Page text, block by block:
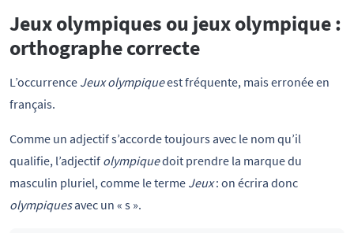
Jeux olympiques ou jeux olympique :
orthographe correcte
L’occurrence Jeux olympiqueest fréquente, mais erronée en
français.
Comme un adjectif s’accorde toujours avec le nom qu’il
qualifie, l’adjectif olympiquedoit prendre la marque du
masculin pluriel, comme le terme Jeux: on écrira donc
olympiquesavec un « s ».